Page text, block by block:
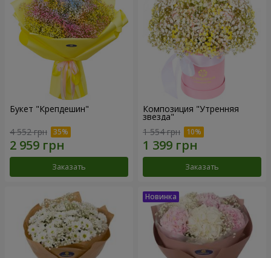
Букет "Крепдешин"
4 552 грн
Заказать
Композиция "Утренняя
звезда"
1 554 грн
Заказать